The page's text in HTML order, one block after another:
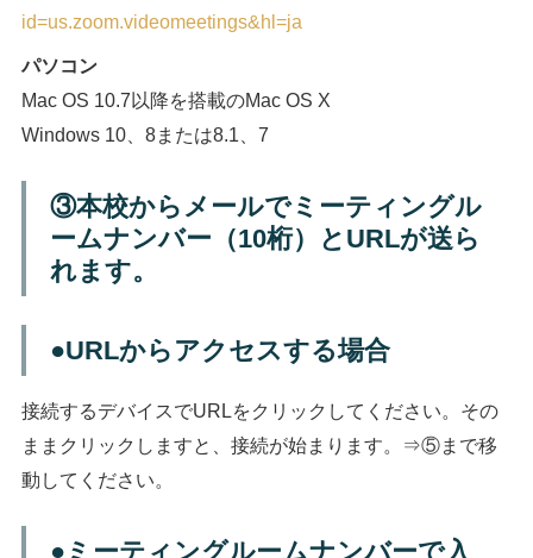
id=us.zoom.videomeetings&hl=ja
パソコン
Mac OS 10.7以降を搭載のMac OS X
Windows 10、8または8.1、7
③本校からメールでミーティングル
ームナンバー（10桁）とURLが送ら
れます。
●URLからアクセスする場合
接続するデバイスでURLをクリックしてください。その
ままクリックしますと、接続が始まります。⇒⑤まで移
動してください。
●ミーティングルームナンバーで入